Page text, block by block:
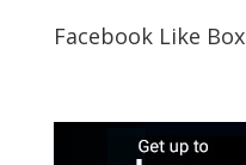
Facebook Like Box